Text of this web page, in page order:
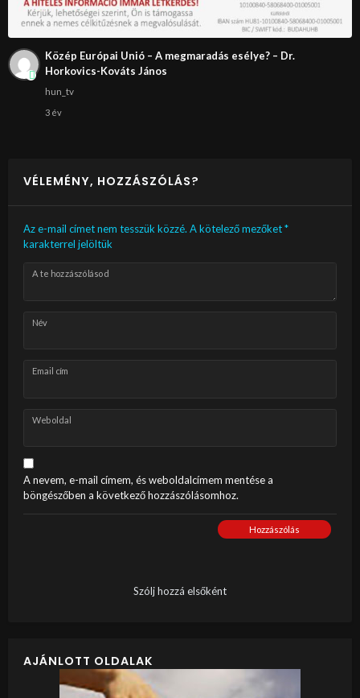
Közép Európai Unió – A megmaradás esélye? – Dr.
Horkovics-Kováts János
hun_tv
3 év
VÉLEMÉNY, HOZZÁSZÓLÁS?
Az e-mail címet nem tesszük közzé. A kötelező mezőket*
karakterrel jelöltük
A te hozzászólásod
Név
Email cím
Weboldal
A nevem, e-mail címem, és weboldalcímem mentése a
böngészőben a következő hozzászólásomhoz.
Hozzászólás
Szólj hozzá elsőként
AJÁNLOTT OLDALAK